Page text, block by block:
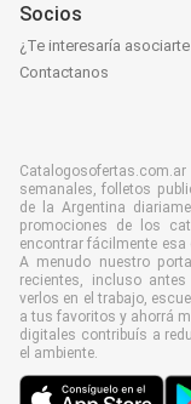
Socios
¿Te interesaría
Contactanos
semanales, folletos
de la Argentina
promociones de los
encontrar fácilmente
A menudo nuestro
recientes, incluso
verlos en el trabajo,
a tus favoritos y ahorrá
digitales contribuís a
el ambiente.